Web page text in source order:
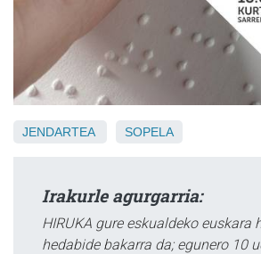
JENDARTEA SOPELA
Irakurle agurgarria:
HIRUKA gure eskualdeko euskara
hedabide bakarra da; egunero 10